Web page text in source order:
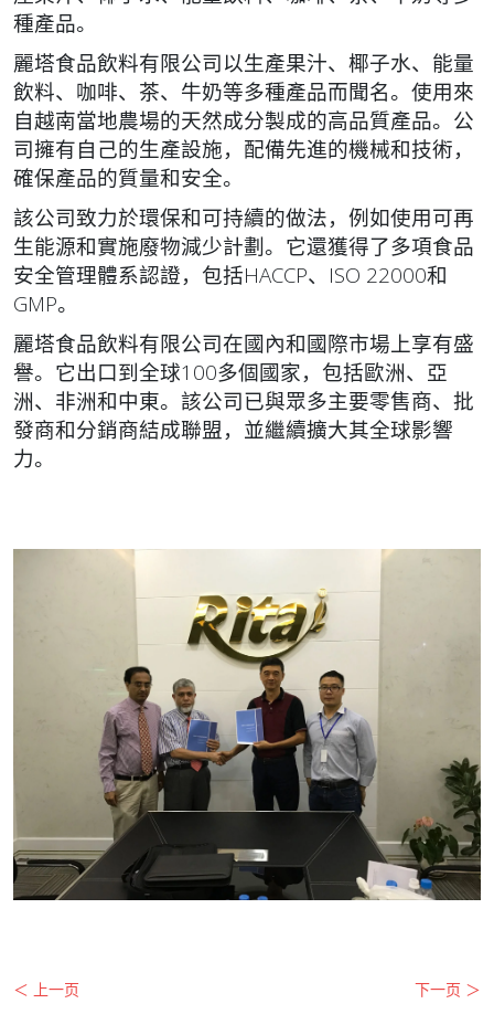
種產品。
麗塔食品飲料有限公司以生產果汁、椰子水、能量
飲料、咖啡、茶、牛奶等多種產品而聞名。使用來
自越南當地農場的天然成分製成的高品質產品。公
司擁有自己的生產設施，配備先進的機械和技術，
確保產品的質量和安全。
該公司致力於環保和可持續的做法，例如使用可再
生能源和實施廢物減少計劃。它還獲得了多項食品
安全管理體系認證，包括HACCP、ISO 22000和
GMP。
麗塔食品飲料有限公司在國內和國際市場上享有盛
譽。它出口到全球100多個國家，包括歐洲、亞
洲、非洲和中東。該公司已與眾多主要零售商、批
發商和分銷商結成聯盟，並繼續擴大其全球影響
力。
＜ 上一页 下一页 ＞